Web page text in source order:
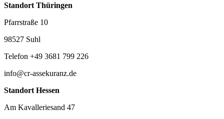
Standort Thüringen
Pfarrstraße 10
98527 Suhl
Telefon +49 3681 799 226
info@cr-assekuranz.de
Standort Hessen
Am Kavalleriesand 47